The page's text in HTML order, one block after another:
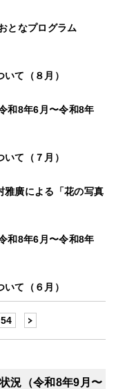
となプログラム
て（８月）
和8年6月〜令和8年
て（７月）
雅廣による「花の写真
和8年6月〜令和8年
て（６月）
54
況（令和8年9月〜